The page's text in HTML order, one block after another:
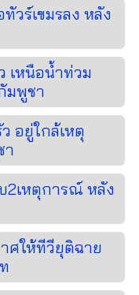
วร์เขมรลง หลัง
เหนือน้ำท่วม
มพูชา
อยู่ใกล้เหตุ
า
2เหตุการณ์ หลัง
ศให้ทีวียุติฉาย